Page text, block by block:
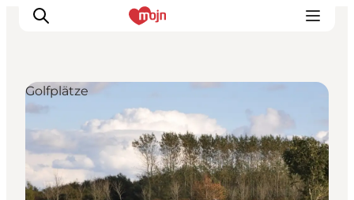
Erlebnisse
Städte und Regionen
Events
Golfplätze